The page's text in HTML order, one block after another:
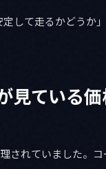
して走るかどうか
見ている
されていました。